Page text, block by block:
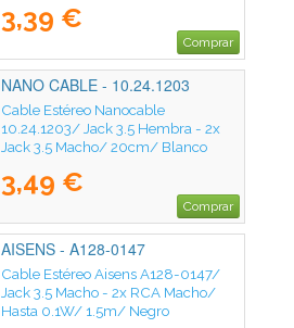
3,39 €
Comprar
NANO CABLE - 10.24.1203
Cable Estéreo Nanocable
10.24.1203/ Jack 3.5 Hembra - 2x
Jack 3.5 Macho/ 20cm/ Blanco
3,49 €
Comprar
AISENS - A128-0147
Cable Estéreo Aisens A128-0147/
Jack 3.5 Macho - 2x RCA Macho/
Hasta 0.1W/ 1.5m/ Negro